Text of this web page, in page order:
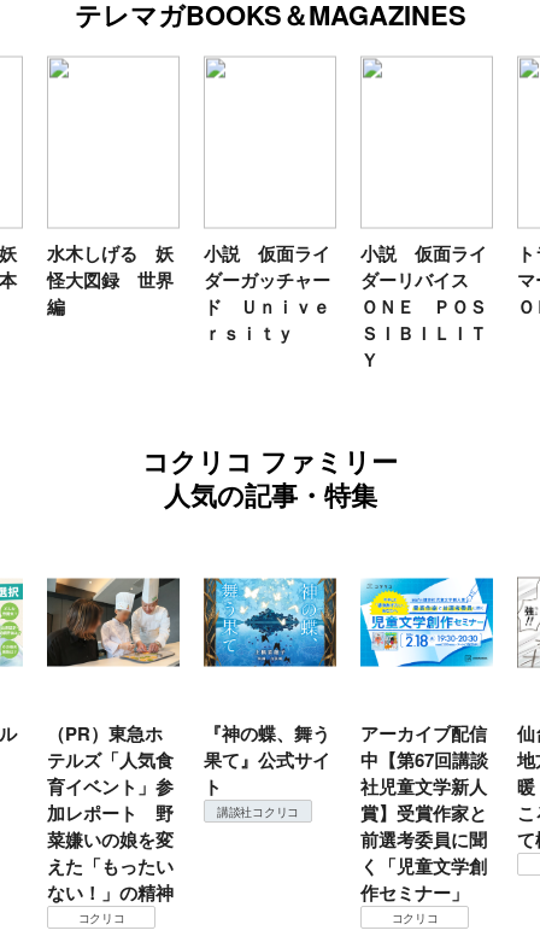
テレマガBOOKS＆MAGAZINES
水木しげる 妖
怪大図録 世界
編
小説 仮面ライ
ダーガッチャー
ド Ｕｎｉｖｅ
ｒｓｉｔｙ
小説 仮面ライ
ダーリバイス
ＯＮＥ ＰＯＳ
ＳＩＢＩＬＩＴ
Ｙ
コクリコ ファミリー
人気の記事・特集
（PR）東急ホ
テルズ「人気食
育イベント」参
加レポート 野
菜嫌いの娘を変
えた「もったい
ない！」の精神
コクリコ
『神の蝶、舞う
果て』公式サイ
ト
講談社コクリコ
アーカイブ配信
中【第67回講談
社児童文学新人
賞】受賞作家と
前選考委員に聞
く「児童文学創
作セミナー」
コクリコ
仙
地
て